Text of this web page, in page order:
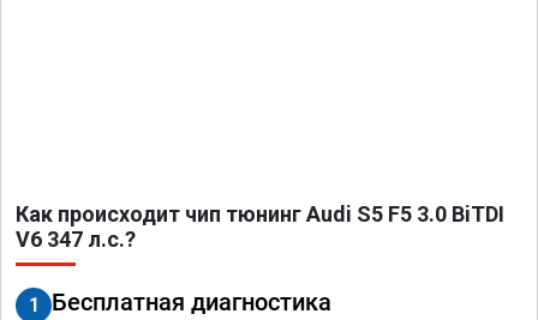
Как происходит чип тюнинг Audi S5 F5 3.0 BiTDI
V6 347 л.с.?
1 Бесплатная диагностика